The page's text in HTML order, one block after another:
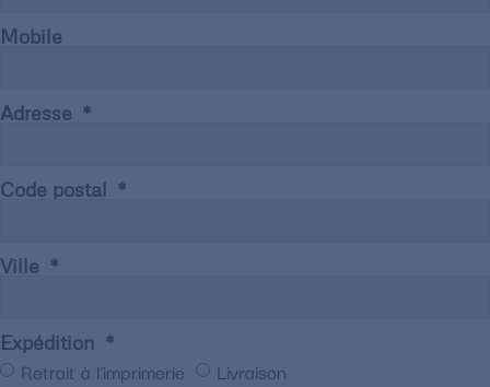
Mobile
Adresse
Code postal
Ville
Expédition
Retrait à l'imprimerie Livraison